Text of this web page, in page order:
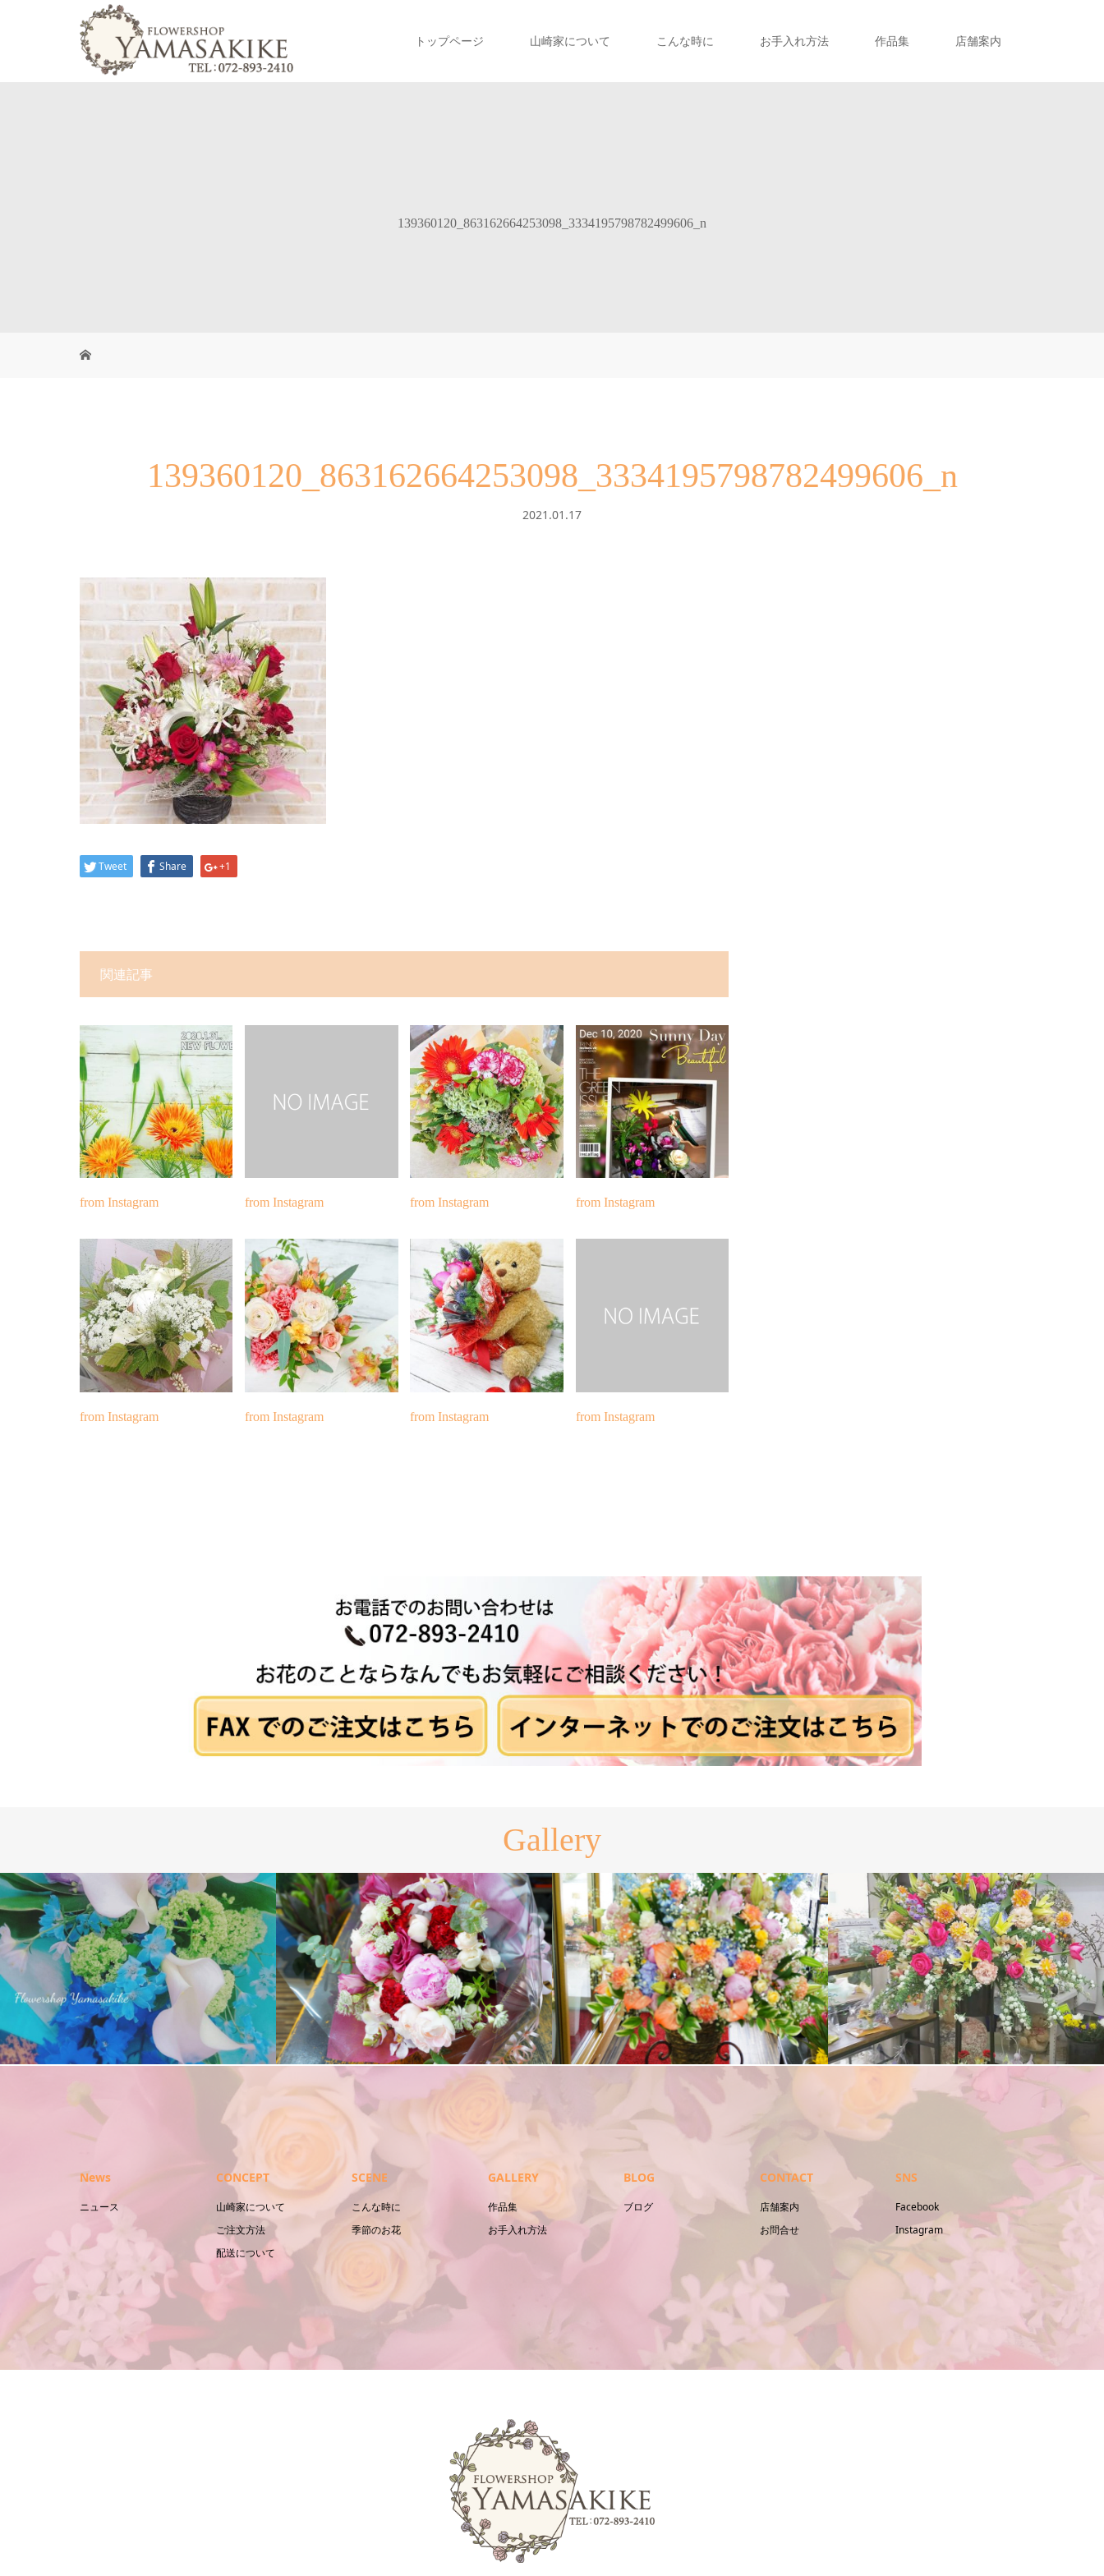
トップページ 山崎家について こんな時に お手入れ方法 作品集 店舗案内
139360120_863162664253098_3334195798782499606_n
139360120_863162664253098_3334195798782499606_n
2021.01.17
Tweet Share +1
関連記事
from Instagram from Instagram from Instagram from Instagram
from Instagram from Instagram from Instagram from Instagram
Gallery
花束
花束
スタンド花
スタンド花
News
ニュース
CONCEPT
山崎家について
ご注文方法
配送について
SCENE
こんな時に
季節のお花
GALLERY
作品集
お手入れ方法
BLOG
ブログ
CONTACT
店舗案内
お問合せ
SNS
Facebook
Instagram